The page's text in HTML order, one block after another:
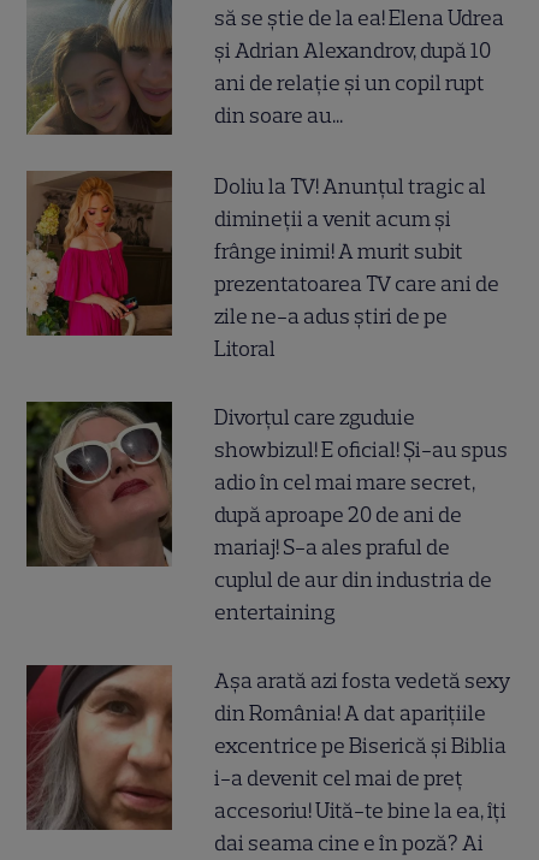
să se știe de la ea! Elena Udrea
și Adrian Alexandrov, după 10
ani de relație și un copil rupt
din soare au...
Doliu la TV! Anunțul tragic al
dimineții a venit acum și
frânge inimi! A murit subit
prezentatoarea TV care ani de
zile ne-a adus știri de pe
Litoral
Divorțul care zguduie
showbizul! E oficial! Și-au spus
adio în cel mai mare secret,
după aproape 20 de ani de
mariaj! S-a ales praful de
cuplul de aur din industria de
entertaining
Așa arată azi fosta vedetă sexy
din România! A dat aparițiile
excentrice pe Biserică și Biblia
i-a devenit cel mai de preț
accesoriu! Uită-te bine la ea, îți
dai seama cine e în poză? Ai